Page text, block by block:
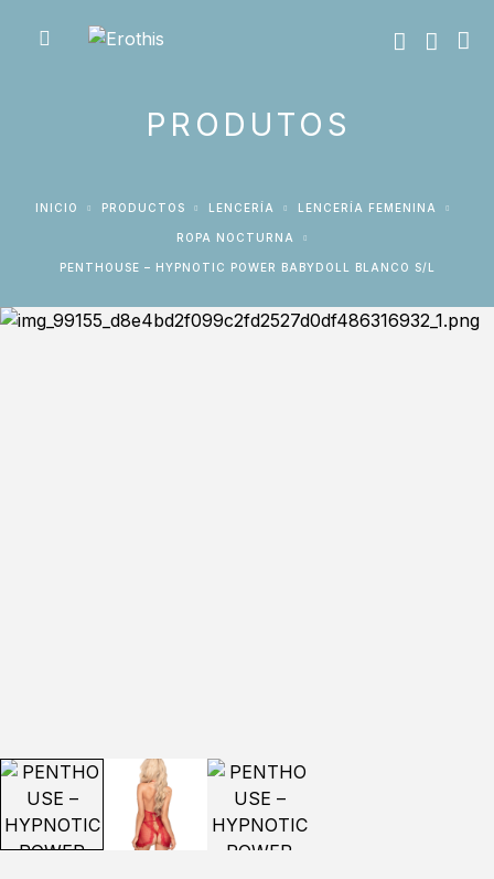
PRODUTOS
INICIO PRODUCTOS LENCERÍA LENCERÍA FEMENINA
ROPA NOCTURNA
PENTHOUSE – HYPNOTIC POWER BABYDOLL BLANCO S/L